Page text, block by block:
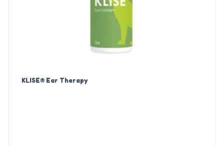
KLISE® Ear Therapy